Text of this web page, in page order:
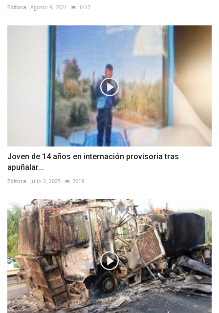
Editora Agosto 9, 2021 1412
Joven de 14 años en internación provisoria tras
apuñalar...
Editora Julio 2, 2025 2019